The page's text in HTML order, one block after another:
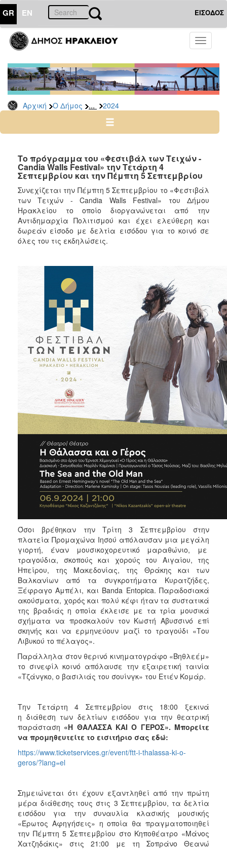
GR EN ΕΙΣΟΔΟΣ
Toggle
Αρχική Ο Δήμος ... 2024
ΔΗΜΟΣ
Δελτία
Τύπου
Αρχείο
2026
2024
2022
2021
2020
2019
2018
2017
2010
2006
ΠΟΛΙΤΙΣΜΟΣ
ΑΝΘΕΚΤΙΚΗ
Το πρόγραμμα του «Φεστιβάλ των Τειχών -
Candia Walls Festival» την Τετάρτη 4
Σεπτεμβρίου και την Πέμπτη 5 Σεπτεμβρίου
Συνεχίζεται την Πέμπτη 5 Σεπτεμβρίου το «Φεστιβάλ
των Τειχών - Candia Walls Festival» του Δήμου
Ηρακλείου το οποίο διοργανώνεται από την
Αντιδημαρχία Πολιτισμού και έχει ελεύθερη και
δωρεάν είσοδο με δελτία εισόδου για το κοινό σε
όλες του τις εκδηλώσεις.
Όσοι βρέθηκαν την Τρίτη 3 Σεπτεμβρίου στην
πλατεία Προμαχώνα Ιησού απόλαυσαν μια μεγάλη
γιορτή, έναν μουσικοχορευτικό μαραθώνιο, με
τραγούδια, σκοπούς και χορούς του Αιγαίου, της
Ηπείρου, της Μακεδονίας, της Θράκης και των
Βαλκανίων από τα συγκροτήματα Κυρατζήδες,
Ξέφραγο Αμπέλι, και Banda Entopica. Παραδοσιακά
ακούσματα, χορός και πολύ κέφι ήταν τα συστατικά
της βραδιάς η οποία έκλεισε με τα τρία μουσικά
σχήματα να προσκαλούν τον Κωστή Αβυσσινό επί
σκηνής και να ερμηνεύουν μαζί το τραγούδι «Του
Λιβυκού το πέλαγος».
Παράλληλα στον θερινό κινηματογράφο «Βηθλεέμ»
το σινεφίλ κοινό απόλαυσε την εξαιρετική ταινία
«Τζάνγκο, ο βασιλιάς του σουίνγκ» του Ετιέν Κομάρ.
Την Τετάρτη 4 Σεπτεμβρίου στις 18:00 ξεκινά
η διάθεση των δελτίων εισόδου για την θεατρική
παράσταση «Η ΘΑΛΑΣΣΑ ΚΑΙ Ο ΓΕΡΟΣ». Μπορείτε
να προμηθευτείτε το εισιτήριο σας εδώ:
https://www.ticketservices.gr/event/ftt-i-thalassa-ki-o-
geros/?lang=el
Σημειώνεται ότι έχουν εξαντληθεί από την πρώτη
μέρα διάθεσης τους στις 3 Σεπτεμβρίου, τα δελτία
εισόδου για την συναυλία κλασικής μουσικής
«Έρωτος Αφηγήσεις» η οποία θα πραγματοποιηθεί
την Πέμπτη 5 Σεπτεμβρίου στο Κηποθέατρο «Μάνος
Χατζηδάκις» στις 21:00 με τη Σοπράνο Θεανώ